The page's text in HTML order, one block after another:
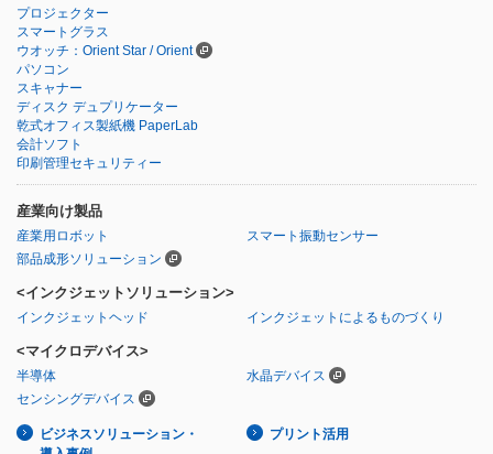
プロジェクター
スマートグラス
ウオッチ：Orient Star / Orient
パソコン
スキャナー
ディスク デュプリケーター
乾式オフィス製紙機 PaperLab
会計ソフト
印刷管理セキュリティー
産業向け製品
産業用ロボット
スマート振動センサー
部品成形ソリューション
<インクジェットソリューション>
インクジェットヘッド インクジェットによるものづくり
<マイクロデバイス>
半導体
水晶デバイス
センシングデバイス
ビジネスソリューション・
プリント活用